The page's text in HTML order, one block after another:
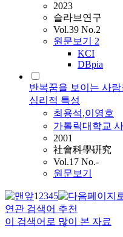
2023
슬라브연구
Vol.39 No.2
원문보기 2
KCI
DBpia
반복꿈을 보이는 사
심리적 특성
최용석,이영호
가톨릭대학교
2001
社會科學硏究
Vol.17 No.-
원문보기
12345
연관 검색어 추천
이 검색어로 많이 본 자료